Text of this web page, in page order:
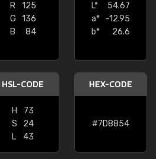
R
125
G
136
B
84
L*
54.67
a*
-12.95
b*
26.6
HSL-CODE
H
73
S
24
L
43
HEX-CODE
#7D8854